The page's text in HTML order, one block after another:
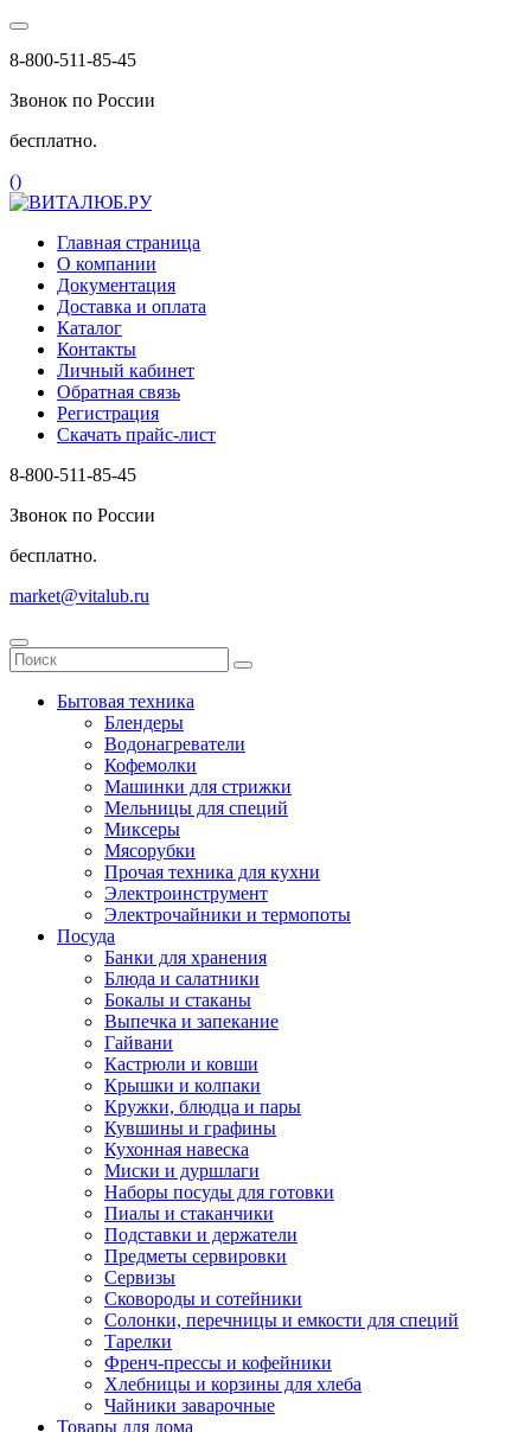
8-800-511-85-45
Звонок по России
бесплатно.
()
Главная страница
О компании
Документация
Доставка и оплата
Каталог
Контакты
Личный кабинет
Обратная связь
Регистрация
Скачать прайс-лист
8-800-511-85-45
Звонок по России
бесплатно.
market@vitalub.ru
Бытовая техника
Блендеры
Водонагреватели
Кофемолки
Машинки для стрижки
Мельницы для специй
Миксеры
Мясорубки
Прочая техника для кухни
Электроинструмент
Электрочайники и термопоты
Посуда
Банки для хранения
Блюда и салатники
Бокалы и стаканы
Выпечка и запекание
Гайвани
Кастрюли и ковши
Крышки и колпаки
Кружки, блюдца и пары
Кувшины и графины
Кухонная навеска
Миски и дуршлаги
Наборы посуды для готовки
Пиалы и стаканчики
Подставки и держатели
Предметы сервировки
Сервизы
Сковороды и сотейники
Солонки, перечницы и емкости для специй
Тарелки
Френч-прессы и кофейники
Хлебницы и корзины для хлеба
Чайники заварочные
Товары для дома